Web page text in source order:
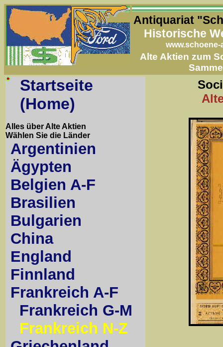
Antiquariat
Historische
www.schoene-
Alte Aktien zum
Startseite
(Home)
Alles über Alte Aktien
Wählen Sie die Länder
Argentinien
Ägypten
Belgien A-F
Brasilien
Bulgarien
China
England
Finnland
Frankreich A-F
Frankreich G-M
Frankreich N-Z